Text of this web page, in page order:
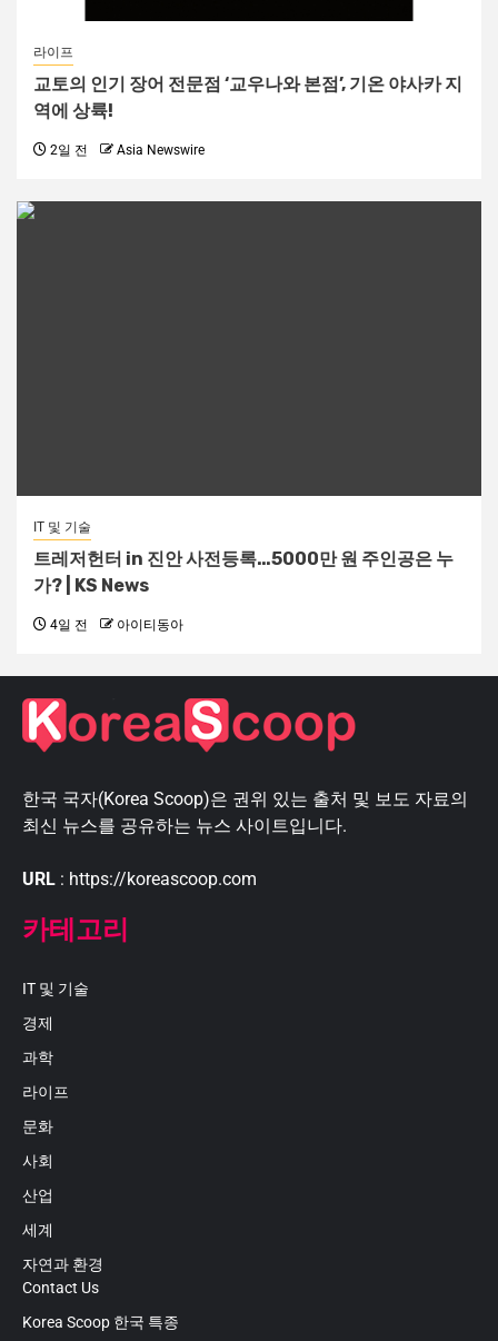
라이프
교토의 인기 장어 전문점 ‘교우나와 본점’, 기온 야사카 지
역에 상륙!
2일 전 Asia Newswire
IT 및 기술
트레저헌터 in 진안 사전등록…5000만 원 주인공은 누
가? | KS News
4일 전 아이티동아
한국 국자(Korea Scoop)은 권위 있는 출처 및 보도 자료의
최신 뉴스를 공유하는 뉴스 사이트입니다.
URL : https://koreascoop.com
카테고리
IT 및 기술
경제
과학
라이프
문화
사회
산업
세계
자연과 환경
Contact Us
Korea Scoop 한국 특종